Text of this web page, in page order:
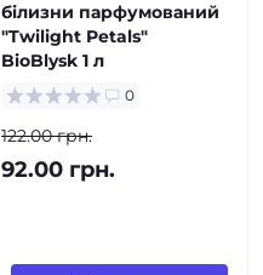
білизни парфумований
"Twilight Petals"
BioBlysk 1 л
0
122.00 грн.
92.00 грн.